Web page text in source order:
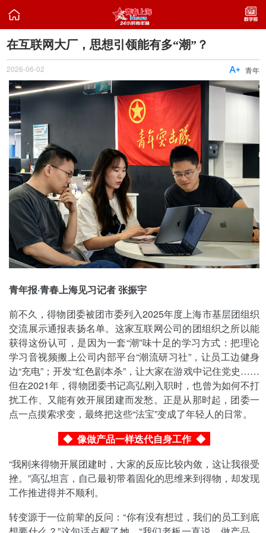

在互联网大厂，思想引领能有多“潮”？
2026-06-02 青年

青年报·青春上海见习记者 张振宇
前不久，得物团委被团市委列入2025年度上海市基层团组织
交流展示通报表扬名单。这家互联网公司的团组织之所以能
获得这份认可，是因为一套“潮”味十足的学习方式：把理论
学习音视频搬上公司内部平台“潮流研习社”，让员工边健身
边“充电”；开发“红色剧本杀”，让大家在游戏中记住党史……
但在2021年，得物团委书记高弘刚入职时，也曾为如何不打
扰工作、又能有效开展团建而发愁。正是从那时起，团委一
点一点摸索求变，最终把这些“法宝”变成了年轻人的日常。
◆ 像做产品一样迭代自身工作 ◆
“我刚来得物开展团建时，大家的反应比较内敛，这让我很受
挫。”高弘坦言，自己最初带着固化的思维来到得物，却发现
工作推进得并不顺利。
转变源于一位前辈的反问：“你有没有想过，我们的员工到底